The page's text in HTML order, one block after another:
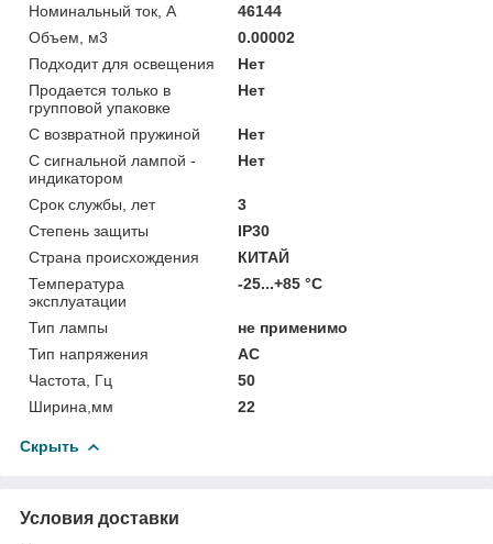
Номинальный ток, А
46144
Объем, м3
0.00002
Подходит для освещения
Нет
Продается только в
групповой упаковке
Нет
С возвратной пружиной
Нет
С сигнальной лампой -
индикатором
Нет
Срок службы, лет
3
Степень защиты
IP30
Страна происхождения
КИТАЙ
Температура
эксплуатации
-25...+85 °C
Тип лампы
не применимо
Тип напряжения
AC
Частота, Гц
50
Ширина,мм
22
Скрыть
Условия доставки